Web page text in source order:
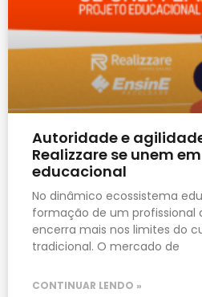
Autoridade e
Realizzare se unem
educacional
No dinâmico ecossistema
formação de um profissional
encerra mais nos limites do
tradicional. O mercado de
CONTINUAR LENDO »